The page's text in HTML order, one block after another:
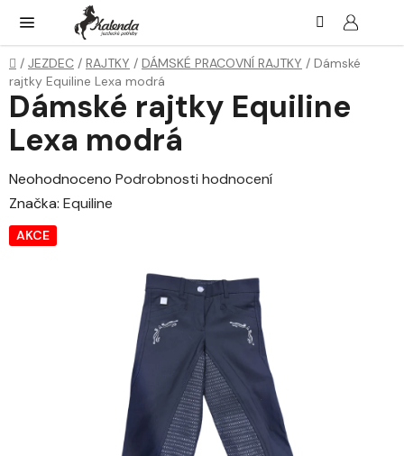
obsah
Domů
/ JEZDEC / RAJTKY / DÁMSKÉ PRACOVNÍ RAJTKY / Dámské
rajtky Equiline Lexa modrá
Dámské rajtky Equiline
Lexa modrá
Průměrné
hodnocení
produktu
je
Neohodnoceno Podrobnosti hodnocení
Značka: Equiline
AKCE